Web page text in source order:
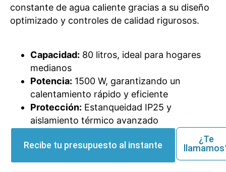
constante de agua caliente gracias a su diseño
optimizado y controles de calidad rigurosos.
Capacidad: 80 litros, ideal para hogares
medianos
Potencia: 1500 W, garantizando un
calentamiento rápido y eficiente
Protección: Estanqueidad IP25 y
aislamiento térmico avanzado
Recibe tu presupuesto al instante
¿Te